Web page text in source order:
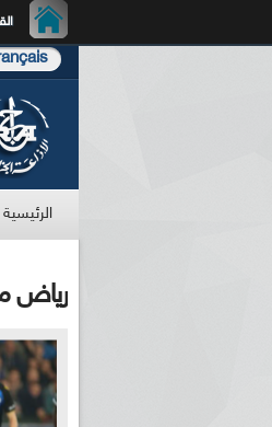
الرئيسية
رياض